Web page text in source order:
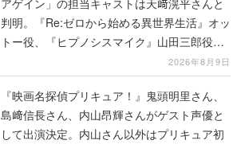
アゲイン」の担当キャストは天﨑滉平さんと
判明。『Re:ゼロから始める異世界生活』オッ
トー役、『ヒプノシスマイク』山田三郎役な
2026年8月9日
『映画名探偵プリキュア！』鬼頭明里さん、
島﨑信長さん、内山昂輝さんがゲスト声優と
して出演決定。内山さん以外はプリキュア初